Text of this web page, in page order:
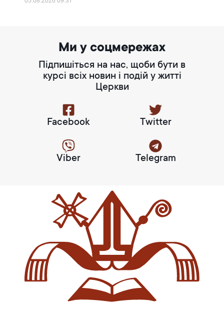
Ми у соцмережах
Підпишіться на нас, щоби бути в
курсі всіх новин і подій у житті
Церкви
Facebook Twitter
Viber Telegram